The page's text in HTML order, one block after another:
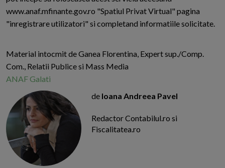
www.anaf.mfinante.gov.ro "Spatiul Privat Virtual" pagina
"inregistrare utilizatori" si completand informatiile solicitate.
Material intocmit de Ganea Florentina, Expert sup./Comp.
Com., Relatii Publice si Mass Media
ANAF Galati
de Ioana Andreea Pavel
Redactor Contabilul.ro si
Fiscalitatea.ro